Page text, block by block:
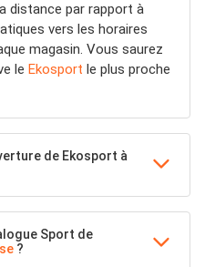
distance par rapport à
vers les horaires
magasin. Vous saurez
le Ekosport le plus proche
de Ekosport à
Sport de
?